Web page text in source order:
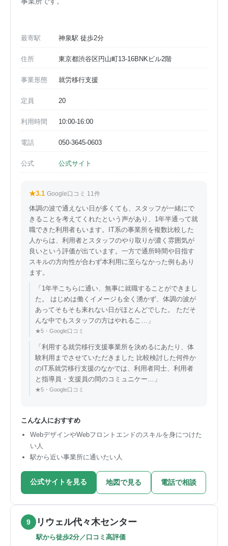
最寄駅 神泉駅 徒歩2分
住所 東京都渋谷区円山町13-16BNKビル2階
事業形態 就労移行支援
定員 20
利用時間 10:00-16:00
電話 050-3645-0603
公式 公式サイト
★3.1 Google口コミ 11件
体調の波で通えない日が多くても、スタッフが一緒にで
きることを考えてくれたという声があり、1年半通って就
職できた利用者もいます。IT系の事業所を複数比較した
人からは、利用者とスタッフのやり取りが濃く雰囲気が
良いという評価が出ています。一方で通所時間や目指す
スキルの方向性が合わず本利用に至らなかった例もあり
ます。
「1年半こちらに通い、無事に就職することができまし
た。 はじめは働くイメージも全く湧かず、体調の波が
あってそもそも来れない日がほとんどでした。 ただそ
んな中でもスタッフの方はやれるこ…」
★5・Google口コミ
「利用する就労移行支援事業所を決めるにあたり、体
験利用までさせていただきました 比較検討した何件か
のIT系就労移行支援のなかでは、利用者同士、利用者
と指導員・支援員の間のコミュニケー…」
★5・Google口コミ
こんな人におすすめ
WebデザインやWebフロントエンドのスキルを身につけた
い人
駅から近い事業所に通いたい人
公式サイトを見る 地図で見る 電話で相談
9 リウェル代々木センター
駅から徒歩2分／口コミ高評価